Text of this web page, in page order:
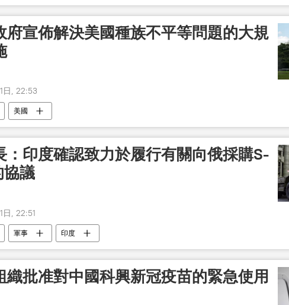
府宣佈解決美國種族不平等問題的大規
日, 22:53
美國
：印度確認致力於履行有關向俄採購S-
議
日, 22:51
軍事 印度
織批准對中國科興新冠疫苗的緊急使用